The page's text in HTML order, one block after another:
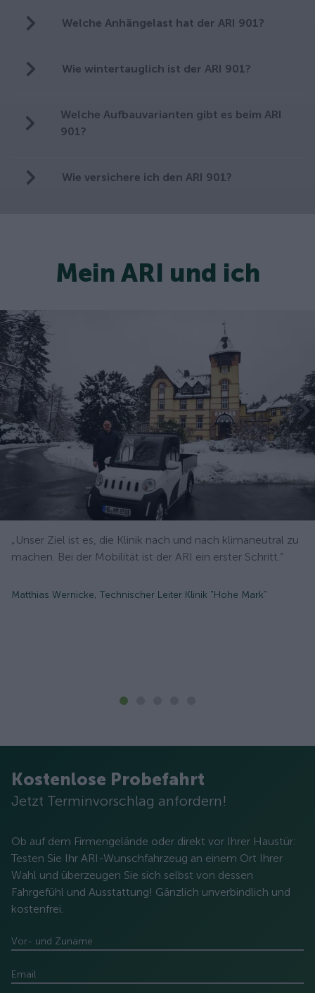
Welche Anhängelast hat der ARI 901?
Wie wintertauglich ist der ARI 901?
Welche Aufbauvarianten gibt es beim ARI
901?
Wie versichere ich den ARI 901?
Mein ARI und ich
„Unser Ziel ist es, die Klinik nach und nach klimaneutral zu
machen. Bei der Mobilität ist der ARI ein erster Schritt.”
Matthias Wernicke, Technischer Leiter Klinik "Hohe Mark"
Kostenlose Probefahrt
Jetzt Terminvorschlag anfordern!
Ob auf dem Firmengelände oder direkt vor Ihrer Haustür:
Testen Sie Ihr ARI-Wunschfahrzeug an einem Ort Ihrer
Wahl und überzeugen Sie sich selbst von dessen
Fahrgefühl und Ausstattung! Gänzlich unverbindlich und
kostenfrei.
Vor- und Zuname
Email